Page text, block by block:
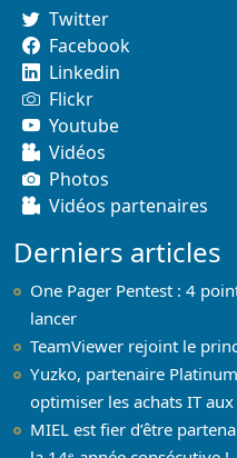
Twitter
Facebook
Linkedin
Flickr
Youtube
Vidéos
Photos
Vidéos partenaires
Derniers articles
One Pager Pentest : 4
lancer
TeamViewer rejoint le
Yuzko, partenaire
optimiser les achats IT aux
MIEL est fier d’être